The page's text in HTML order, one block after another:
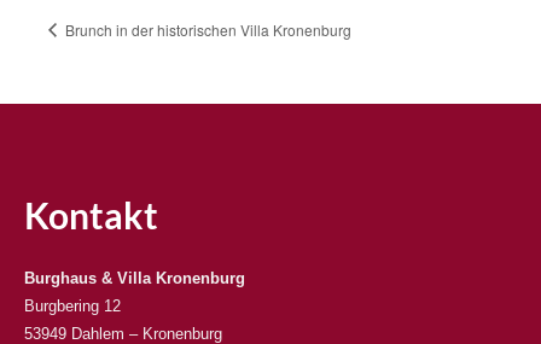
Brunch in der historischen Villa Kronenburg
Kontakt
Burghaus & Villa Kronenburg
Burgbering 12
53949 Dahlem – Kronenburg